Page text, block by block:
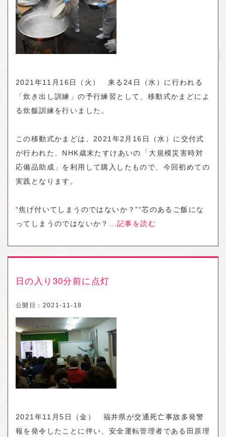
2021年11月16日（火） 来る24日（水）に行われる
「炊き出し訓練」の予行練習として、移動式かまどによ
る炊飯訓練を行いました。
この移動式かまどは、2021年2月16日（水）に交付式
が行われた、NHK歳末たすけあいの「大規模災害時対
応備品助成」を利用して購入したもので、今回初めての
実践となります。
“焦げ付いてしまうのではないか？”“芯のあるご飯にな
ってしまうのではないか？
...記事を読む
日の入り30分前に点灯
公開日： 2021-11-18
2021年11月5日（金） 福井県が交通死亡事故多発警
報を発令したことに伴い、安全運転管理者である田原理